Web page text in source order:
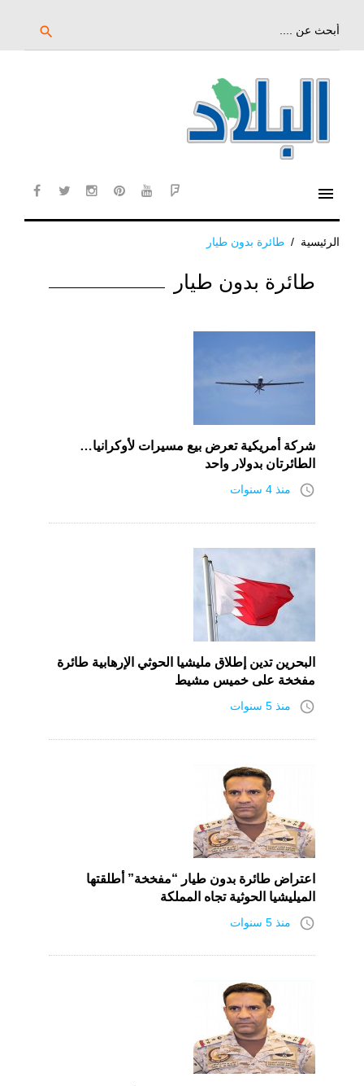
search
menu
الرئيسية / طائرة بدون طيار
طائرة
بدون
طائرة بدون طيار
شركة أمريكية تعرض بيع مسيرات لأوكرانيا…
الطائرتان بدولار واحد
access_time منذ 4 سنوات
البحرين تدين إطلاق مليشيا الحوثي الإرهابية طائرة
مفخخة على خميس مشيط
access_time منذ 5 سنوات
اعتراض طائرة بدون طيار “مفخخة” أطلقتها
الميليشيا الحوثية تجاه المملكة
access_time منذ 5 سنوات